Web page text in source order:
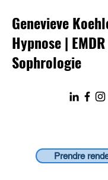
Genevieve
Hypnose | EMDR
Sophrologie
Prendre